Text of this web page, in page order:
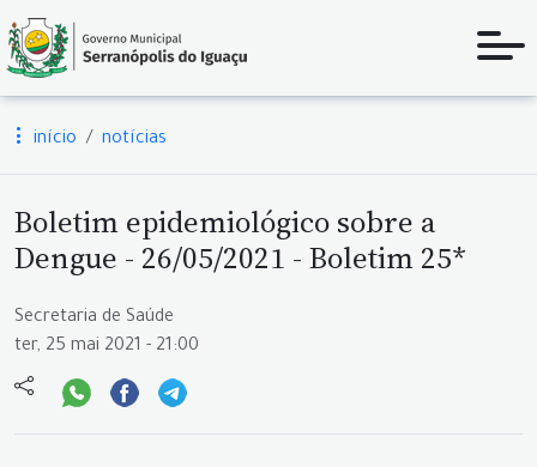
início notícias
Boletim epidemiológico sobre a
Dengue - 26/05/2021 - Boletim 25*
Secretaria de Saúde
ter, 25 mai 2021 - 21:00